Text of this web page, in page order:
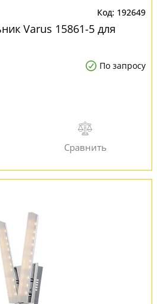
192649
Varus 15861-5 для
По запросу